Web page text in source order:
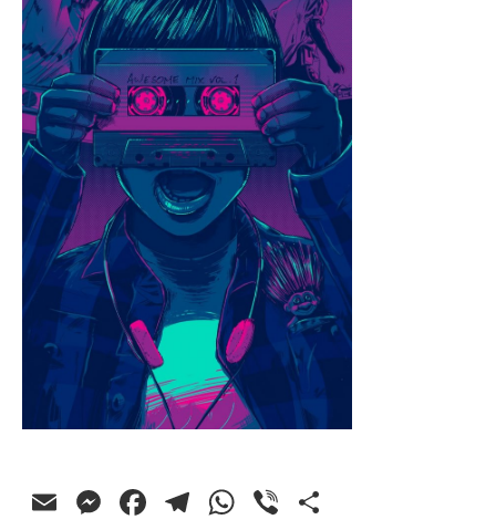
EmailMessenger
Facebook
Telegram
WhatsApp
Viber